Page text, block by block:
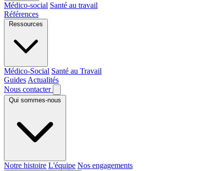
Médico-social Santé au travail
Références
Ressources
Médico-Social Santé au Travail
Guides Actualités
Nous contacter
Qui sommes-nous
Notre histoire L'équipe Nos engagements